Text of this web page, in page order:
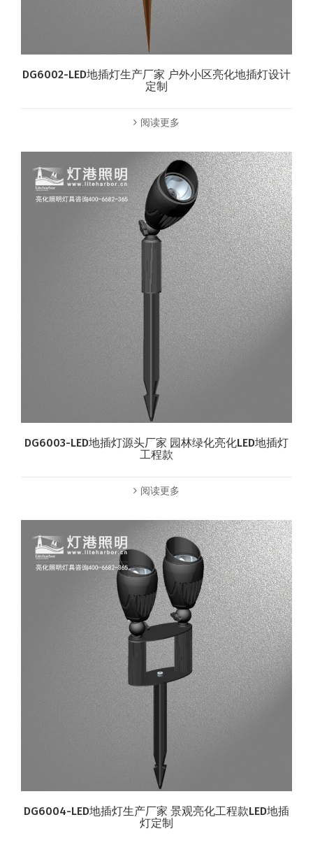
DG6002-LED地插灯生产厂家 户外小区亮化地插灯设计
定制
阅读更多
DG6003-LED地插灯源头厂家 园林绿化亮化LED地插灯
工程款
阅读更多
DG6004-LED地插灯生产厂家 景观亮化工程款LED地插
灯定制